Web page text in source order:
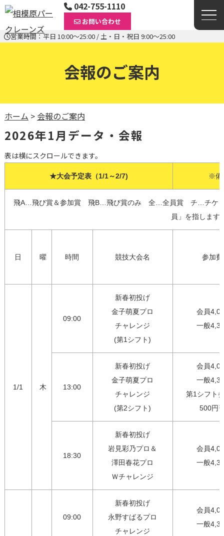
営業時間：平日 10:00〜25:00 / 土・日・祝日 9:00〜25:00
042-755-1110
お問い合わせ
会報のご案内
ホーム > 会報のご案内
2026年1月データ・会報
表は横にスクロールできます。
★大会予定表（1/1～2/7) ※備
飛A…飛び賞＆参加賞　飛B…飛び賞のみ　全…全員賞　チ…チケ
員」を指します
日 曜 時間 競技大会名 参加費
1/1 木
09:00
新春初投げ
金子萌夏プロ
チャレンジ
(第1シフト)
会員
一般
13:00
新春初投げ
金子萌夏プロ
チャレンジ
(第2シフト)
会員
一般
第1シフト
500円
18:30
新春初投げ
岩見彩乃プロ＆
澤田春花プロ
Ｗチャレンジ
会員
一般
09:00
新春初投げ
永野すばるプロ
チャレンジ
会員
一般